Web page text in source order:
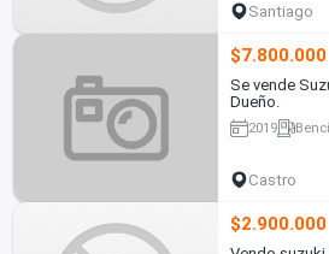
Santiago
$7.800.000
Se vende
Dueño.
2019
Castro
$2.900.000